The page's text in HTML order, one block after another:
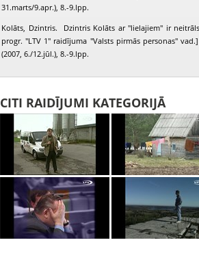
31.marts/9.apr.), 8.-9.lpp.
Kolāts, Dzintris. Dzintris Kolāts ar "lielajiem" ir
progr. "LTV 1" raidījuma "Valsts pirmās personas"
(2007, 6./12.jūl.), 8.-9.lpp.
CITI RAIDĪJUMI KATEGORIJĀ